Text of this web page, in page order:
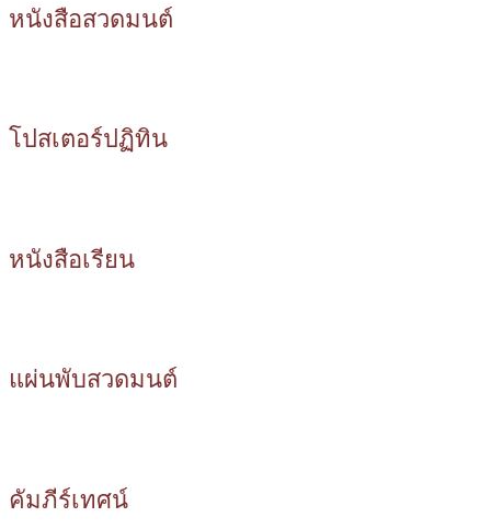
หนังสือสวดมนต์
โปสเตอร์ปฏิทิน
หนังสือเรียน
แผ่นพับสวดมนต์
คัมภีร์เทศน์